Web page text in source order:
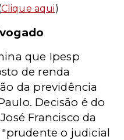
Clique aqui)
que Ipesp
de renda
da previdência
Decisão é do
Francisco da
o judicial